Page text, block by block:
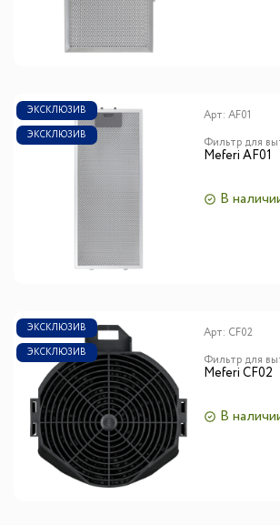
ЭКСКЛЮЗИВ
ЭКСКЛЮЗИВ
Арт: AF01
Фильтр для
Meferi AF01
В
ЭКСКЛЮЗИВ
ЭКСКЛЮЗИВ
Арт: CF02
Фильтр для
Meferi CF02
В